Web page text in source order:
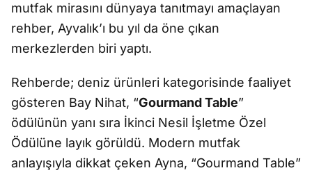
mutfak mirasını dünyaya tanıtmayı amaçlayan
rehber, Ayvalık’ı bu yıl da öne çıkan
merkezlerden biri yaptı.
Rehberde; deniz ürünleri kategorisinde faaliyet
gösteren Bay Nihat, “Gourmand Table”
ödülünün yanı sıra İkinci Nesil İşletme Özel
Ödülüne layık görüldü. Modern mutfak
anlayışıyla dikkat çeken Ayna, “Gourmand Table”